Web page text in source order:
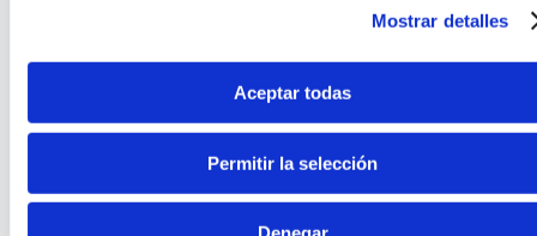
Mostrar detalles
Aceptar todas
Permitir la selección
Formación y eventos
Convocatoria de Fundaciones
Grupos AEF